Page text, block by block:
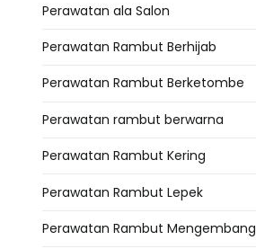
Perawatan ala Salon
Perawatan Rambut Berhijab
Perawatan Rambut Berketombe
Perawatan rambut berwarna
Perawatan Rambut Kering
Perawatan Rambut Lepek
Perawatan Rambut Mengembang